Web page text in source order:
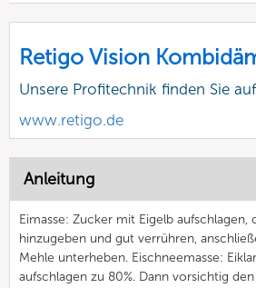
Retigo Vision
Unsere Profitechnik finden Sie
www.retigo.de
Anleitung
Eimasse: Zucker mit Eigelb aufschlagen,
hinzugeben und gut verrühren,
Mehle unterheben. Eischneemasse:
aufschlagen zu 80%. Dann vorsichtig